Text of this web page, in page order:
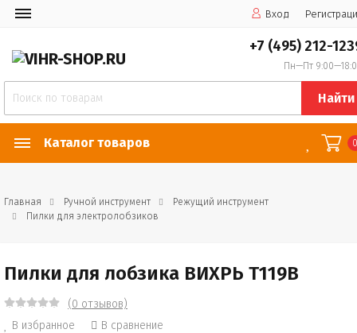
Вход
+7 (495) 212-
Пн—Пт
Найти
Каталог товаров
Главная Ручной инструмент
Режущий инструмент
Пилки для электролобзиков
Пилки для лобзика ВИХРЬ Т119В
(0 отзывов)
В избранное
В сравнение